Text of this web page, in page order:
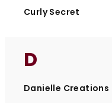
Curly Secret
D
Danielle Creations